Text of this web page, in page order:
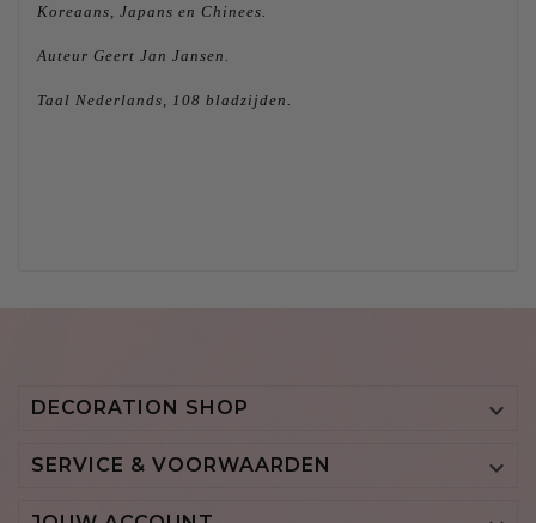
Koreaans, Japans en Chinees.
Auteur Geert Jan Jansen.
Taal Nederlands, 108 bladzijden.
DECORATION SHOP 
SERVICE & VOORWAARDEN 